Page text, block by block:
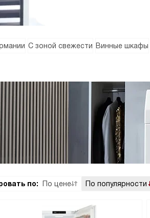
С зоной свежести Винные шкафы
по: По цене По популярности